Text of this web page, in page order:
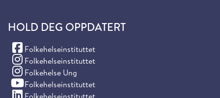
HOLD DEG OPPDATERT
Folkehelseinstituttet
(Facebook)
Folkehelseinstituttet
(Instagram)
Folkehelse Ung
(Instagram)
Folkehelseinstituttet
(YouTube)
(LinkedIn)